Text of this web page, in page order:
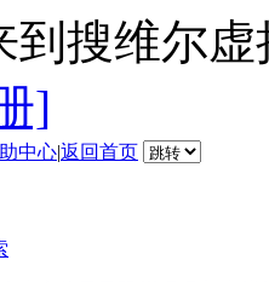
到搜维尔
]
中心|返回首页